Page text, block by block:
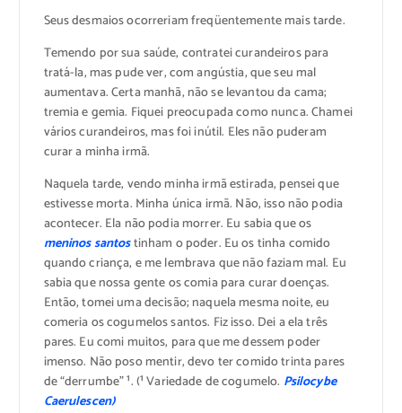
Seus desmaios ocorreriam freqüentemente mais tarde.
Temendo por sua saúde, contratei curandeiros para
tratá-la, mas pude ver, com angústia, que seu mal
aumentava. Certa manhã, não se levantou da cama;
tremia e gemia. Fiquei preocupada como nunca. Chamei
vários curandeiros, mas foi inútil. Eles não puderam
curar a minha irmã.
Naquela tarde, vendo minha irmã estirada, pensei que
estivesse morta. Minha única irmã. Não, isso não podia
acontecer. Ela não podia morrer. Eu sabia que os
meninos santostinham o poder. Eu os tinha comido
quando criança, e me lembrava que não faziam mal. Eu
sabia que nossa gente os comia para curar doenças.
Então, tomei uma decisão; naquela mesma noite, eu
comeria os cogumelos santos. Fiz isso. Dei a ela três
pares. Eu comi muitos, para que me dessem poder
imenso. Não poso mentir, devo ter comido trinta pares
de “derrumbe” ¹. (¹ Variedade de cogumelo. Psilocybe
Caerulescen)